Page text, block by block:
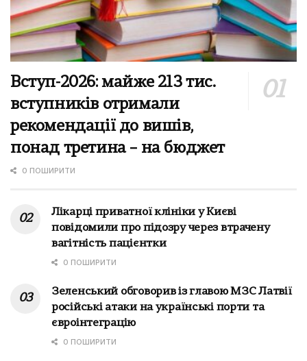
Вступ-2026: майже 213 тис.
вступників отримали
рекомендації до вишів,
понад третина – на бюджет
0 ПОШИРИТИ
Лікарці приватної клініки у Києві
повідомили про підозру через втрачену
вагітність пацієнтки
0 ПОШИРИТИ
Зеленський обговорив із главою МЗС Латвії
російські атаки на українські порти та
євроінтеграцію
0 ПОШИРИТИ